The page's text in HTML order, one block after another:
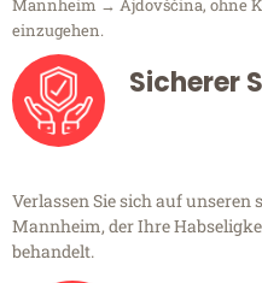
Mannheim → Ajdovščina, ohne
einzugehen.
Sicherer
Verlassen Sie sich auf
Mannheim, der Ihre
behandelt.